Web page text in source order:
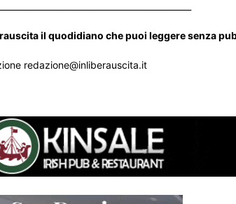
il quodidiano che puoi leggere senza
redazione@inliberauscita.it